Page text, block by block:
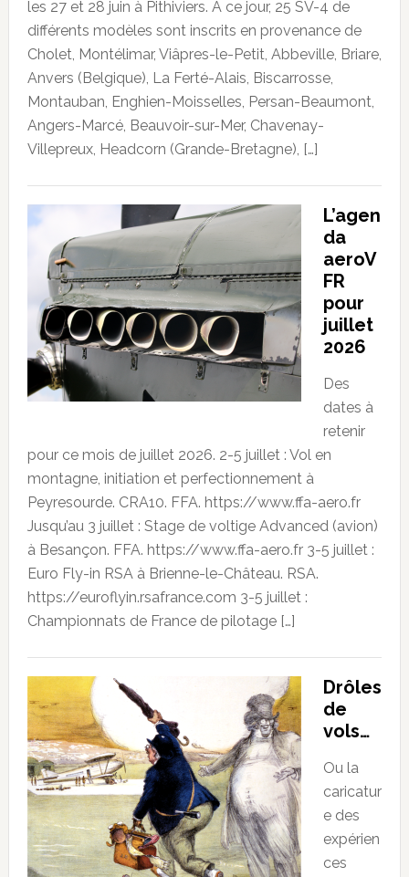
les 27 et 28 juin à Pithiviers. À ce jour, 25 SV-4 de
différents modèles sont inscrits en provenance de
Cholet, Montélimar, Viâpres-le-Petit, Abbeville, Briare,
Anvers (Belgique), La Ferté-Alais, Biscarrosse,
Montauban, Enghien-Moisselles, Persan-Beaumont,
Angers-Marcé, Beauvoir-sur-Mer, Chavenay-
Villepreux, Headcorn (Grande-Bretagne), […]
L’agen
da
aeroV
FR
pour
juillet
2026
Des
dates à
retenir
pour ce mois de juillet 2026. 2-5 juillet : Vol en
montagne, initiation et perfectionnement à
Peyresourde. CRA10. FFA. https://www.ffa-aero.fr
Jusqu’au 3 juillet : Stage de voltige Advanced (avion)
à Besançon. FFA. https://www.ffa-aero.fr 3-5 juillet :
Euro Fly-in RSA à Brienne-le-Château. RSA.
https://euroflyin.rsafrance.com 3-5 juillet :
Championnats de France de pilotage […]
Drôles
de
vols…
Ou la
caricatur
e des
expérien
ces